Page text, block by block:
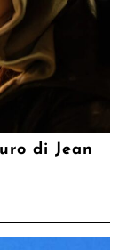
di Jean